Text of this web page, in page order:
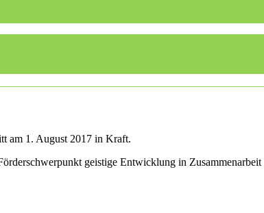
am 1. August 2017 in Kraft.
geistige Entwicklung in Zusammenarbeit